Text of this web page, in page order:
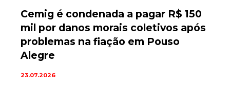
Cemig é condenada a pagar R$ 150
mil por danos morais coletivos após
problemas na fiação em Pouso
Alegre
23.07.2026